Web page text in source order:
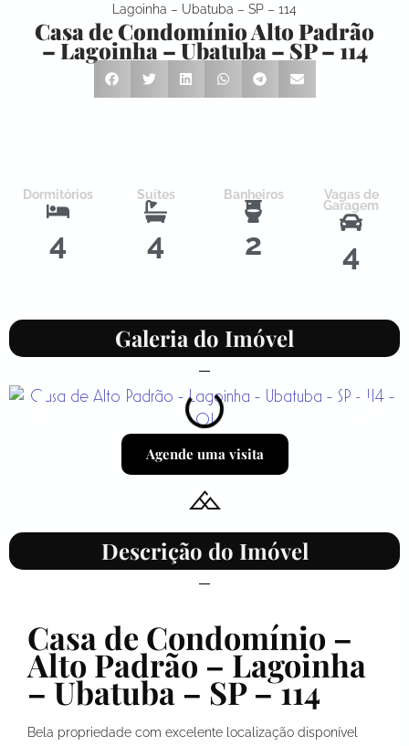
Lagoinha – Ubatuba – SP – 114
Casa de Condomínio Alto Padrão
– Lagoinha – Ubatuba – SP – 114
Dormitórios
4
Suítes
4
Banheiros
2
Vagas de
Garagem
4
Galeria do Imóvel
Agende uma visita
Descrição do Imóvel
Casa de Condomínio –
Alto Padrão – Lagoinha
– Ubatuba – SP – 114
Bela propriedade com excelente localização disponível